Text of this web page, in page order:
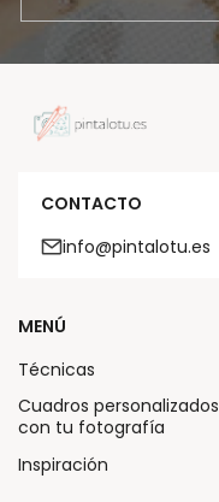
CONTACTO
info@pintalotu.es
MENÚ
Técnicas
Cuadros personalizados
con tu fotografía
Inspiración